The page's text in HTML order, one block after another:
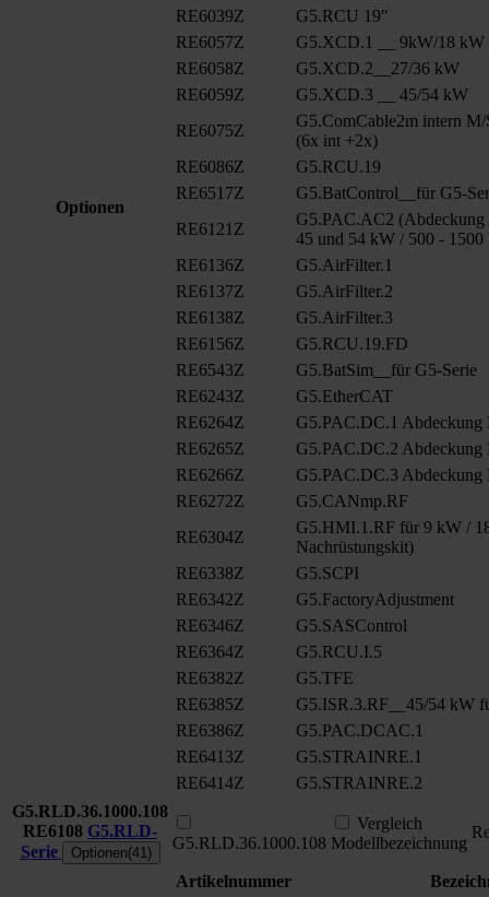
Optionen
RE6039Z
G5.RCU 19"
RE6057Z
G5.XCD.1 __ 9kW/18 kW
RE6058Z
G5.XCD.2__27/36 kW
RE6059Z
G5.XCD.3 __ 45/54 kW
RE6075Z
G5.ComCable2m intern
(6x int +2x)
RE6086Z
G5.RCU.19
RE6517Z
G5.BatControl__für G5-
RE6121Z
G5.PAC.AC2 (Abdeckung
45 und 54 kW / 500 - 1500
RE6136Z
G5.AirFilter.1
RE6137Z
G5.AirFilter.2
RE6138Z
G5.AirFilter.3
RE6156Z
G5.RCU.19.FD
RE6543Z
G5.BatSim__für G5-Serie
RE6243Z
G5.EtherCAT
RE6264Z
G5.PAC.DC.1
RE6265Z
G5.PAC.DC.2
RE6266Z
G5.PAC.DC.3
RE6272Z
G5.CANmp.RF
RE6304Z
G5.HMI.1.RF für 9 kW /
Nachrüstungskit)
RE6338Z
G5.SCPI
RE6342Z
G5.FactoryAdjustment
RE6346Z
G5.SASControl
RE6364Z
G5.RCU.I.5
RE6382Z
G5.TFE
RE6385Z
G5.ISR.3.RF__45/54 kW
RE6386Z
G5.PAC.DCAC.1
RE6413Z
G5.STRAINRE.1
RE6414Z
G5.STRAINRE.2
G5.RLD.36.1000.108
RE6108 G5.RLD-
Serie
Optionen(41)
G5.RLD.36.1000.108
Vergleich
Modellbezeichnung
Artikelnummer